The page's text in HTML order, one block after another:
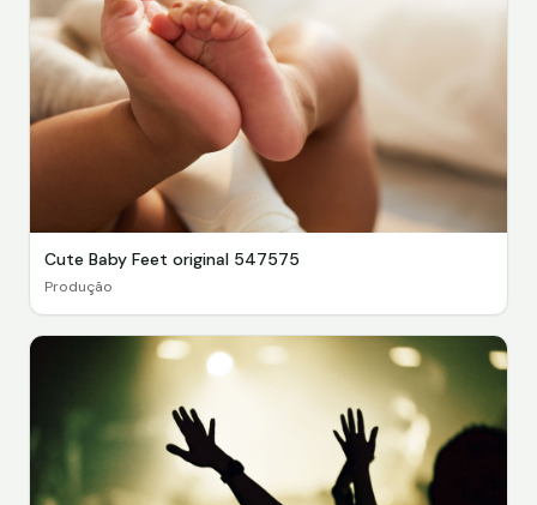
Cute Baby Feet original 547575
Produção